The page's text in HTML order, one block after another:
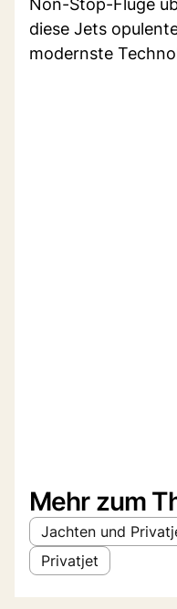
Non-Stop-Flüge
diese Jets
modernste
Mehr zum
Jachten und
Privatjet